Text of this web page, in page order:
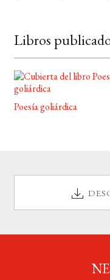
Libros
Poesía goliárdica